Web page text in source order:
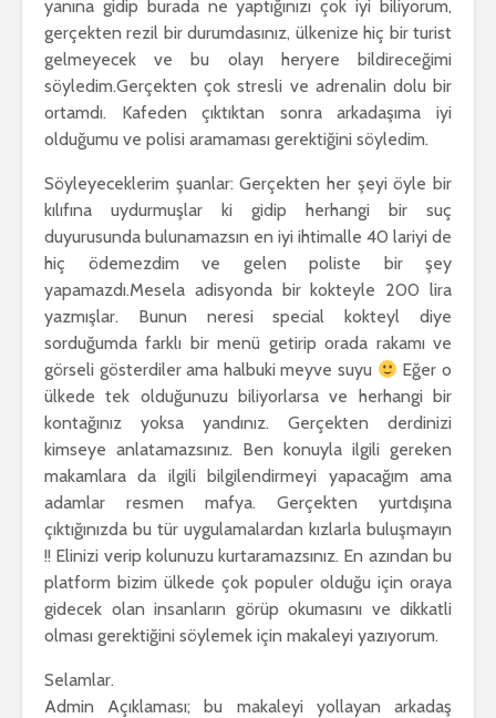
yanına gidip burada ne yaptığınızı çok iyi biliyorum,
gerçekten rezil bir durumdasınız, ülkenize hiç bir turist
gelmeyecek ve bu olayı heryere bildireceğimi
söyledim.Gerçekten çok stresli ve adrenalin dolu bir
ortamdı. Kafeden çıktıktan sonra arkadaşıma iyi
olduğumu ve polisi aramaması gerektiğini söyledim.
Söyleyeceklerim şuanlar: Gerçekten her şeyi öyle bir
kılıfına uydurmuşlar ki gidip herhangi bir suç
duyurusunda bulunamazsın en iyi ihtimalle 40 lariyi de
hiç ödemezdim ve gelen poliste bir şey
yapamazdı.Mesela adisyonda bir kokteyle 200 lira
yazmışlar. Bunun neresi special kokteyl diye
sorduğumda farklı bir menü getirip orada rakamı ve
görseli gösterdiler ama halbuki meyve suyu
Eğer o
ülkede tek olduğunuzu biliyorlarsa ve herhangi bir
kontağınız yoksa yandınız. Gerçekten derdinizi
kimseye anlatamazsınız. Ben konuyla ilgili gereken
makamlara da ilgili bilgilendirmeyi yapacağım ama
adamlar resmen mafya. Gerçekten yurtdışına
çıktığınızda bu tür uygulamalardan kızlarla buluşmayın
!! Elinizi verip kolunuzu kurtaramazsınız. En azından bu
platform bizim ülkede çok populer olduğu için oraya
gidecek olan insanların görüp okumasını ve dikkatli
olması gerektiğini söylemek için makaleyi yazıyorum.
Selamlar.
Admin Açıklaması; bu makaleyi yollayan arkadaş